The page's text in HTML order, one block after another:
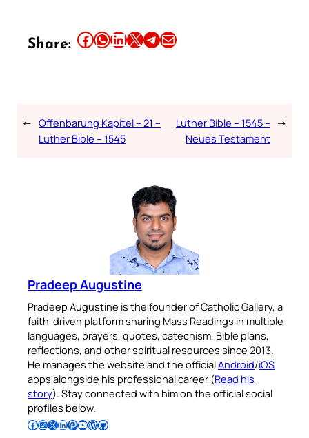
Share: Share this article on Facebook Share this article on WhatsApp Share this article on LinkedIn Share this article on X Share this article on TelegramEmail this Article
← Offenbarung Kapitel – 21 –
Luther Bible – 1545
Luther Bible – 1545 –
Neues Testament
→
Pradeep Augustine
Pradeep Augustine is the founder of Catholic Gallery, a
faith-driven platform sharing Mass Readings in multiple
languages, prayers, quotes, catechism, Bible plans,
reflections, and other spiritual resources since 2013.
He manages the website and the officialAndroid/iOS
apps alongside his professional career (Read his
story). Stay connected with him on the official social
profiles below.
Follow Pradeep on Facebook Follow Pradeep on InstagramFollow Pradeep on X Follow Pradeep on LinkedIn Follow Pradeep on Pinterest Subscribe to Pradeep’s Youtube Channel Follow Pradeep on WordPress Follow Pradeep on GitHub